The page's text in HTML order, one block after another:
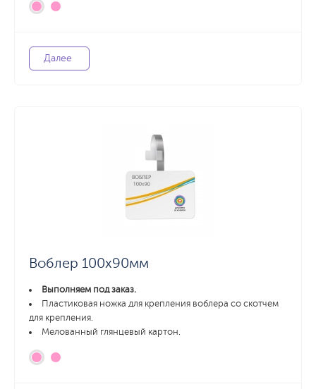
Далее
Воблер 100х90мм
Выполняем под заказ.
Пластиковая ножка для крепления воблера со скотчем
для крепления.
Мелованный глянцевый картон.